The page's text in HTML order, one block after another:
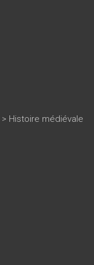
> Histoire médiévale